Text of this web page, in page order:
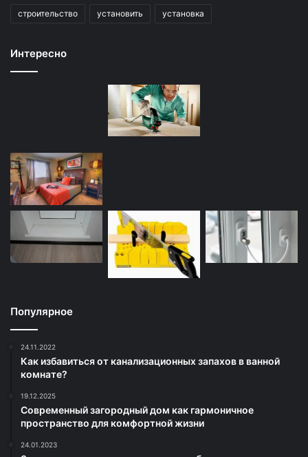
строительство установить установка
Интересно
Популярное
24.11.2022
Как избавиться от канализационных запахов в ванной
комнате?
19.12.2025
Современный загородный дом как гармоничное
пространство для комфортной жизни
24.01.2023